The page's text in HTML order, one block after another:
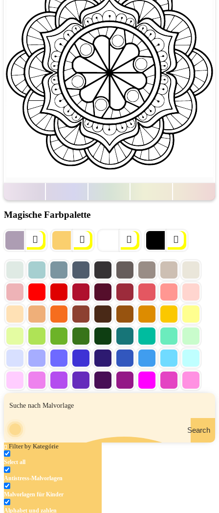
Magische Farbpalette
Search
Filter by Kategórie
Select all
Antistress-Malvorlagen
Malvorlagen für Kinder
Alphabet und zahlen